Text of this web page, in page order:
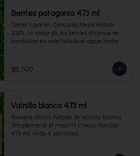
Berries patagonia 473 ml
Tercer lugar en Concurso Mejor Helado
2025. Lo mejor de los berries chilenos se
combinan en este helado al agua hecho
473 ml. Rinde 4 porciones.
$8.500
Vainilla blanca 473 ml
Nuestra clásico helado de vainilla blanca.
Simplemente el mejor!!!! Envase familiar
473 ml, rinde 4 porciones.